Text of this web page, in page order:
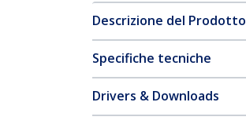
Descrizione del Prodotto
Specifiche tecniche
Drivers & Downloads